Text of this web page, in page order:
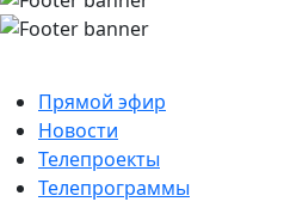
Прямой эфир
Новости
Телепроекты
Телепрограммы